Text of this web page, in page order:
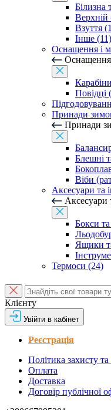
Білизна
Верхній
Взуття
Інше (11)
Оснащення і
Повідці
Принади
Принади
Блешні
Віби
Аксесуари та
Аксесуари
Бокси
Ящики
Термоси (24)
Клієнту
Увійти в кабінет
Реєстрація
Політика захисту
Оплата
Доставка
Договір публічної